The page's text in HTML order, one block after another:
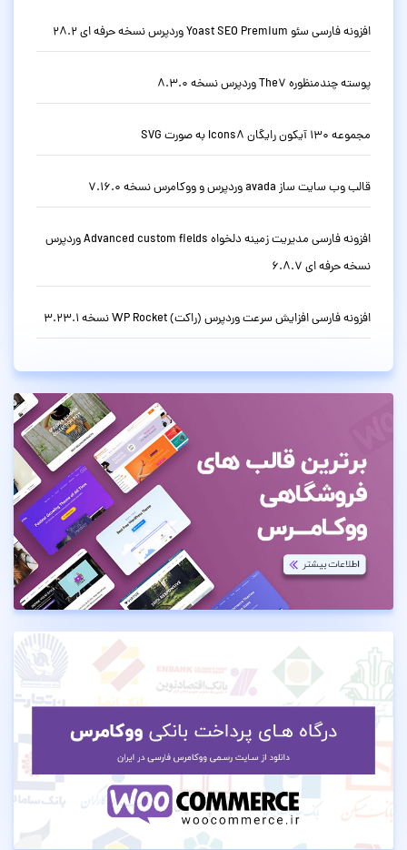
افزونه فارسی سئو Yoast SEO Premium وردپرس نسخه حرفه ای 28.2
پوسته چندمنظوره The7 وردپرس نسخه 8.3.0
مجموعه 130 آیکون رایگان Icons8 به صورت SVG
قالب وب سایت ساز avada وردپرس و ووکامرس نسخه 7.16.0
افزونه فارسی مدیریت زمینه دلخواه Advanced custom fields وردپرس
نسخه حرفه ای 6.8.7
افزونه فارسی افزایش سرعت وردپرس (راکت) WP Rocket نسخه 3.23.1